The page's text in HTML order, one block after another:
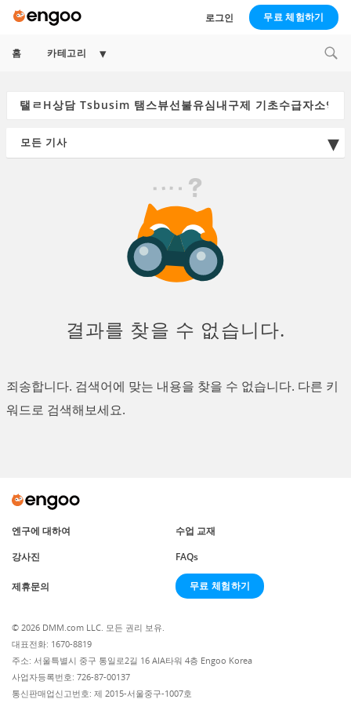
로그인 무료 체험하기
홈 카테고리
Search
결과를 찾을 수 없습니다.
죄송합니다. 검색어에 맞는 내용을 찾을 수 없습니다. 다른 키
워드로 검색해보세요.
엔구에 대하여
수업 교재
강사진
FAQs
제휴문의 무료 체험하기
© 2026 DMM.com LLC. 모든 권리 보유.
대표전화: 1670-8819
주소: 서울특별시 중구 통일로2길 16 AIA타워 4층 Engoo Korea
사업자등록번호: 726-87-00137
통신판매업신고번호: 제 2015-서울중구-1007호